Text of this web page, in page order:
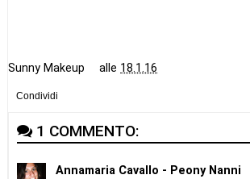
Sunny Makeup alle 18.1.16
Condividi
1 COMMENTO:
Annamaria Cavallo - Peony Nanni